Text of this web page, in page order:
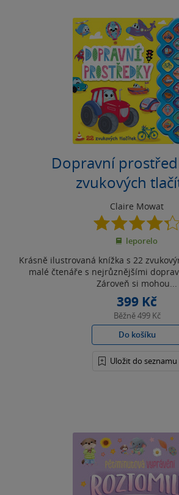
Dopravní
zvukových
Claire Mowat
4.3
z
5
leporelo
Krásně ilustrovaná knížka s 22
malé čtenáře s nejrůznějšími
Zároveň si mohou...
399 Kč
Běžně499 Kč
Do košíku
Uložit do seznamu